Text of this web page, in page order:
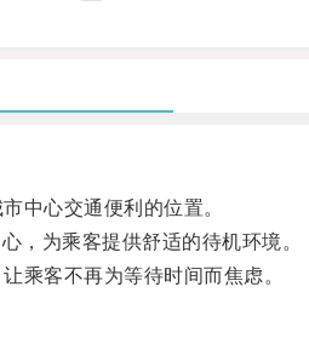
中心交通便利的位置。
为乘客提供舒适的待机环境。
客不再为等待时间而焦虑。